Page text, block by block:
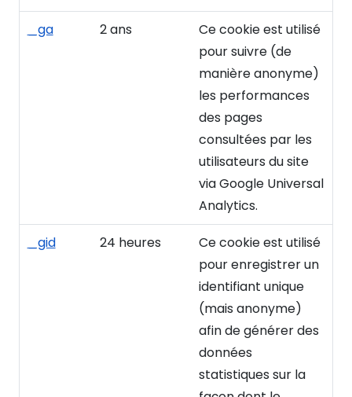
_ga
2 ans
Ce cookie est utilisé
pour suivre (de
manière anonyme)
les performances
des pages
consultées par les
utilisateurs du site
via Google Universal
Analytics.
_gid 24 heures
Ce cookie est utilisé
pour enregistrer un
identifiant unique
(mais anonyme)
afin de générer des
données
statistiques sur la